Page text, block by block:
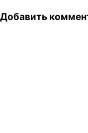
Добавить